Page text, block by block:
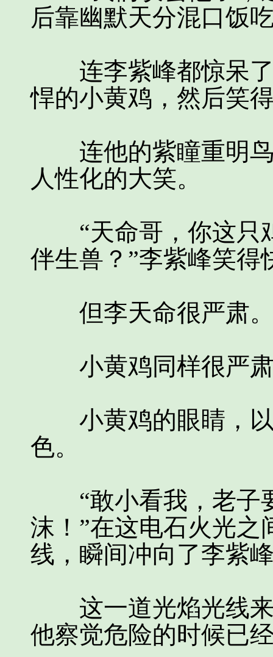
后靠幽默天分混口饭
连李紫峰都惊呆了
悍的小黄鸡，然后笑
连他的紫瞳重明鸟
人性化的大笑。
“天命哥，你这只
伴生兽？”李紫峰笑得
但李天命很严肃
小黄鸡同样很严
小黄鸡的眼睛，以
色。
“敢小看我，老子
沫！”在这电石火光之
线，瞬间冲向了李紫
这一道光焰光线来
他察觉危险的时候已